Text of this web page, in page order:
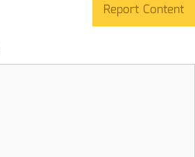
Report Content